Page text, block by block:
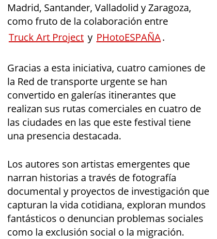
Madrid, Santander, Valladolid y Zaragoza,
como fruto de la colaboración entre
Truck Art Project y PHotoESPAÑA.
Gracias a esta iniciativa, cuatro camiones de
la Red de transporte urgente se han
convertido en galerías itinerantes que
realizan sus rutas comerciales en cuatro de
las ciudades en las que este festival tiene
una presencia destacada.
Los autores son artistas emergentes que
narran historias a través de fotografía
documental y proyectos de investigación que
capturan la vida cotidiana, exploran mundos
fantásticos o denuncian problemas sociales
como la exclusión social o la migración.